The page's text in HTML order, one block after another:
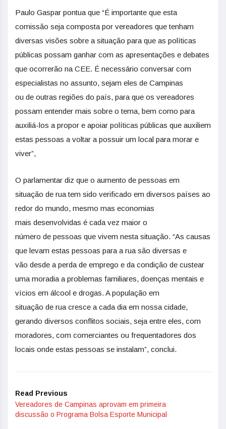
Paulo Gaspar pontua que “É importante que esta
comissão seja composta por vereadores que tenham
diversas visões sobre a situação para que as políticas
públicas possam ganhar com as apresentações e debates
que ocorrerão na CEE. É necessário conversar com
especialistas no assunto, sejam eles de Campinas
ou de outras regiões do país, para que os vereadores
possam entender mais sobre o tema, bem como para
auxiliá-los a propor e apoiar políticas públicas que auxiliem
estas pessoas a voltar a possuir um local para morar e
viver”,
O parlamentar diz que o aumento de pessoas em
situação de ruatem sido verificado em diversos países ao
redor do mundo, mesmo mas economias
mais desenvolvidas é cada vez maior o
número de pessoas que vivem nesta situação. “As causas
que levam estas pessoas para a rua são diversas e
vão desde a perda de emprego e da condição de custear
uma moradia a problemas familiares, doenças mentais e
vícios em álcool e drogas. A população em
situação de rua cresce a cada dia em nossa cidade,
gerando diversos conflitos sociais, seja entre eles, com
moradores, com comerciantes ou frequentadores dos
locais onde estas pessoas se instalam”, conclui.
Read Previous
Vereadores de Campinas aprovam em primeira
discussão o Programa Bolsa Esporte Municipal